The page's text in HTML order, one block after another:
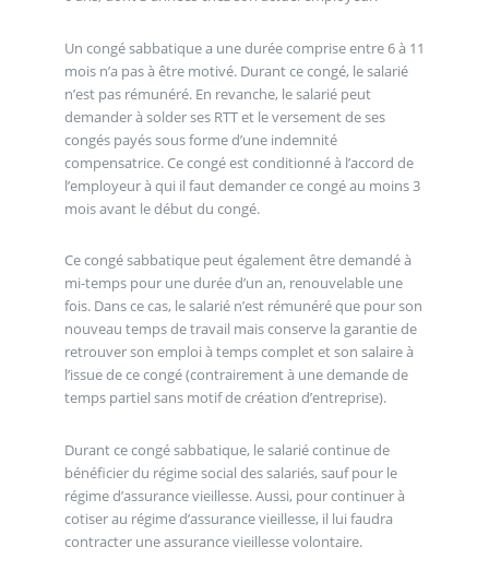
Un congé sabbatique a une durée comprise entre 6 à 11
mois n’a pas à être motivé. Durant ce congé, le salarié
n’est pas rémunéré. En revanche, le salarié peut
demander à solder ses RTT et le versement de ses
congés payés sous forme d’une indemnité
compensatrice. Ce congé est conditionné à l’accord de
l’employeur à qui il faut demander ce congé au moins 3
mois avant le début du congé.
Ce congé sabbatique peut également être demandé à
mi-temps pour une durée d’un an, renouvelable une
fois. Dans ce cas, le salarié n’est rémunéré que pour son
nouveau temps de travail mais conserve la garantie de
retrouver son emploi à temps complet et son salaire à
l’issue de ce congé (contrairement à une demande de
temps partiel sans motif de création d’entreprise).
Durant ce congé sabbatique, le salarié continue de
bénéficier du régime social des salariés, sauf pour le
régime d’assurance vieillesse. Aussi, pour continuer à
cotiser au régime d’assurance vieillesse, il lui faudra
contracter une assurance vieillesse volontaire.